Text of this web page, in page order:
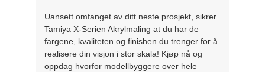
Uansett omfanget av ditt neste prosjekt, sikrer
Tamiya X-Serien Akrylmaling at du har de
fargene, kvaliteten og finishen du trenger for å
realisere din visjon i stor skala! Kjøp nå og
oppdag hvorfor modellbyggere over hele